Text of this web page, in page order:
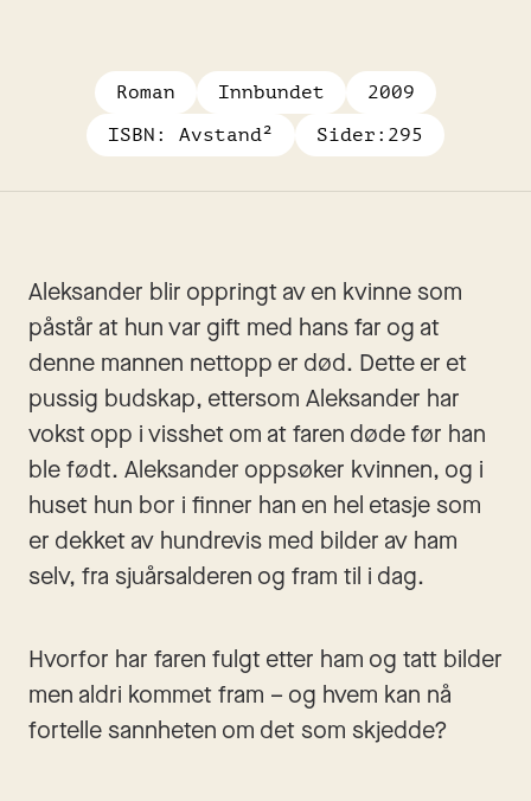
Roman Innbundet
2009
ISBN:
Avstand² Sider: 295
Aleksander blir oppringt av en kvinne som
påstår at hun var gift med hans far og at
denne mannen nettopp er død. Dette er et
pussig budskap, ettersom Aleksander har
vokst opp i visshet om at faren døde før han
ble født. Aleksander oppsøker kvinnen, og i
huset hun bor i finner han en hel etasje som
er dekket av hundrevis med bilder av ham
selv, fra sjuårsalderen og fram til i dag.
Hvorfor har faren fulgt etter ham og tatt bilder
men aldri kommet fram – og hvem kan nå
fortelle sannheten om det som skjedde?